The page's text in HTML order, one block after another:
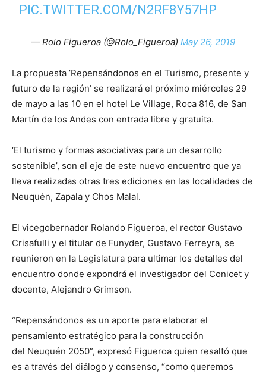
PIC.TWITTER.COM/N2RF8Y57HP
— Rolo Figueroa (@Rolo_Figueroa) May 26, 2019
La propuesta ’Repensándonos en el Turismo, presente y
futuro de la región’ se realizará el próximo miércoles 29
de mayo a las 10 en el hotel Le Village, Roca 816, de San
Martín de los Andes con entrada libre y gratuita.
‘El turismo y formas asociativas para un desarrollo
sostenible’, son el eje de este nuevo encuentro que ya
lleva realizadas otras tres ediciones en las localidades de
Neuquén, Zapala y Chos Malal.
El vicegobernador Rolando Figueroa, el rector Gustavo
Crisafulli y el titular de Funyder, Gustavo Ferreyra, se
reunieron en la Legislatura para ultimar los detalles del
encuentro donde expondrá el investigador del Conicet y
docente, Alejandro Grimson.
“Repensándonos es un aporte para elaborar el
pensamiento estratégico para la construcción
del Neuquén 2050”, expresó Figueroa quien resaltó que
es a través del diálogo y consenso, “como queremos